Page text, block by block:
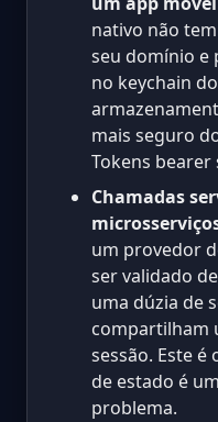
nativo não
seu domínio e
no keychain
mais seguro
Tokens bearer
Chamadas
um provedor
ser validado
uma dúzia de
compartilham
sessão. Este é
de estado é
problema.